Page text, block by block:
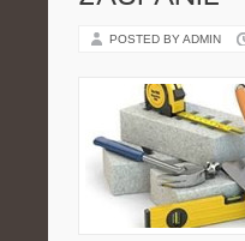
POSTED BY ADMIN